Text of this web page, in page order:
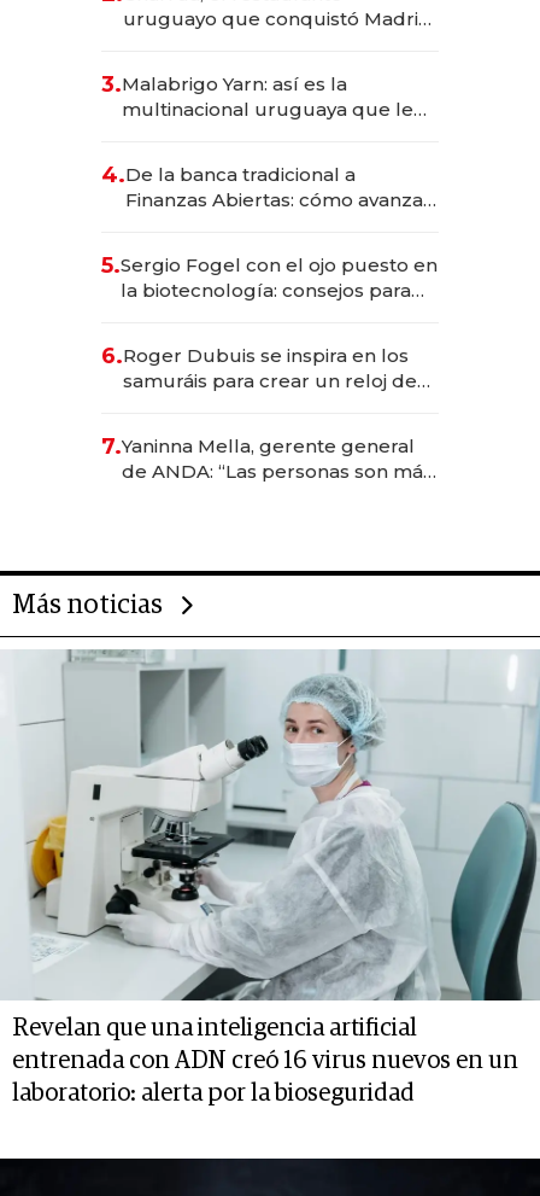
uruguayo que conquistó Madrid:
anticipación y prepara apertura
3.Malabrigo Yarn: así es la
multinacional uruguaya que le
4.De la banca tradicional a
Finanzas Abiertas: cómo avanza
5.Sergio Fogel con el ojo puesto en
la biotecnología: consejos para
6.Roger Dubuis se inspira en los
samuráis para crear un reloj de
7.Yaninna Mella, gerente general
de ANDA: “Las personas son más
Más noticias
Revelan que una inteligencia artificial
entrenada con ADN creó 16 virus nuevos en un
laboratorio: alerta por la bioseguridad